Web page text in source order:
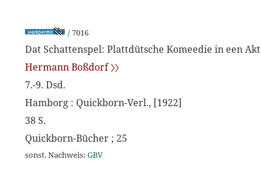
/ 7016
Dat Schattenspel: Plattdütsche Komeedie in een Akt
Hermann Boßdorf 〉〉
7.-9. Dsd.
Hamborg : Quickborn-Verl., [1922]
38 S.
Quickborn-Bücher ; 25
sonst. Nachweis: GBV